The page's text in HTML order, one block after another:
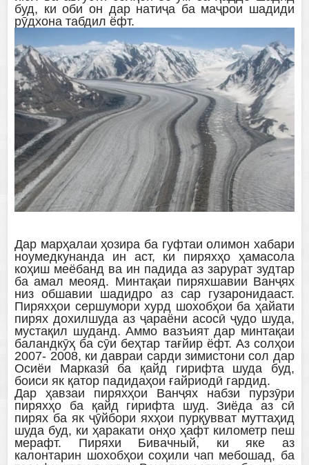
буд, ки оби он дар натиҷа ба маҷрои шадиди
рӯдхона табдил ёфт.
Дар марҳалаи ҳозира ба гуфтаи олимон хабари
ноумедкунанда ин аст, ки пиряхҳо ҳамасола
коҳиш меёбанд ва ин падида аз зарурат зудтар
ба амал меояд. Минтақаи пиряхшавии Ванҷях
низ обшавии шадидро аз сар гузаронидааст.
Пиряхҳои сершумори хурд шохобҳои ба ҳайати
пирях дохилшуда аз ҷараёни асосӣ ҷудо шуда,
мустақил шуданд. Аммо вазъият дар минтақаи
баландкӯҳ ба сӯи беҳтар тағйир ёфт. Аз солҳои
2007- 2008, ки давраи сарди зимистони сол дар
Осиёи Марказӣ ба қайд гирифта шуда буд,
боиси як қатор падидаҳои ғайриодӣ гардид.
Дар ҳавзаи пиряхҳои Ванҷях набзи пурзӯри
пиряхҳо ба қайд гирифта шуд. Зиёда аз сӣ
пирях ба як ҷӯйбори яхҳои пурқувват муттаҳид
шуда буд, ки ҳаракати онҳо ҳафт километр пеш
мерафт. Пиряхи Бивачный, ки яке аз
калонтарин шохобҳои соҳили чап мебошад, ба